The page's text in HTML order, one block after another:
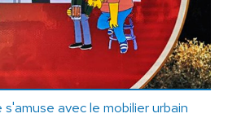
avec le mobilier urbain